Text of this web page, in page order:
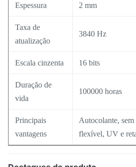
Espessura 2 mm
Taxa de
atualização
3840 Hz
Escala cinzenta 16 bits
Duração de
vida
100000 horas
Principais
vantagens
Autocolante,
flexível, UV e